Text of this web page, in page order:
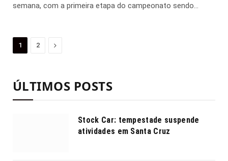
semana, com a primeira etapa do campeonato sendo…
1 2 Proximo
ÚLTIMOS POSTS
Stock Car: tempestade suspende
atividades em Santa Cruz